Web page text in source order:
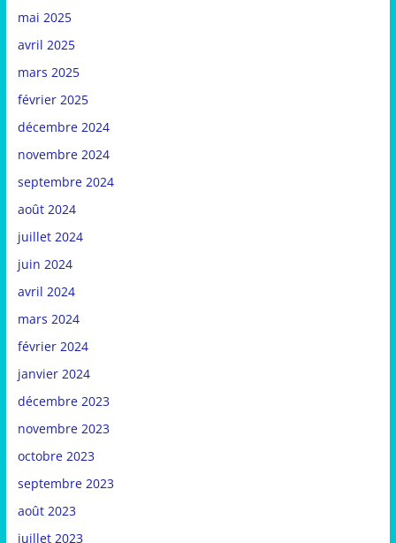
mai 2025
avril 2025
mars 2025
février 2025
décembre 2024
novembre 2024
septembre 2024
août 2024
juillet 2024
juin 2024
avril 2024
mars 2024
février 2024
janvier 2024
décembre 2023
novembre 2023
octobre 2023
septembre 2023
août 2023
juillet 2023